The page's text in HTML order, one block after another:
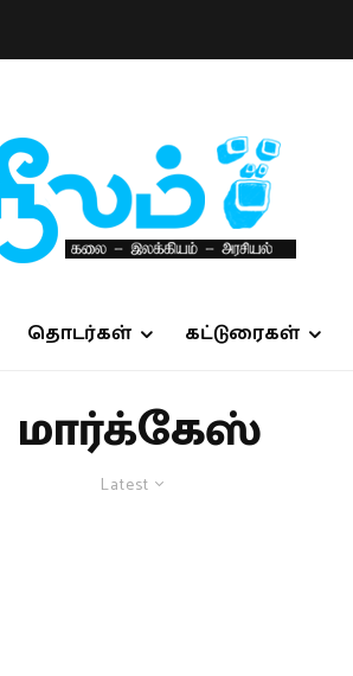
தொடர்கள் கட்டுரைகள்
மார்க்கேஸ்
Latest